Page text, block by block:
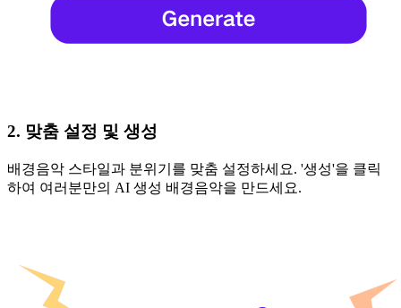
2. 맞춤 설정 및 생성
배경음악 스타일과 분위기를 맞춤 설정하세요. '생성'을 클릭
하여 여러분만의 AI 생성 배경음악을 만드세요.